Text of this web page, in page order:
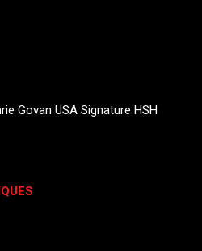
Govan USA Signature HSH